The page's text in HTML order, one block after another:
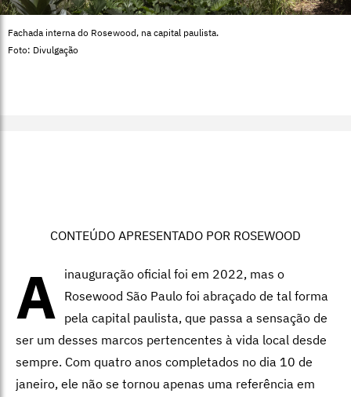
Fachada interna do Rosewood, na capital paulista.
Foto: Divulgação
CONTEÚDO APRESENTADO POR ROSEWOOD
A inauguração oficial foi em 2022, mas o
Rosewood São Paulo foi abraçado de tal forma
pela capital paulista, que passa a sensação de
ser um desses marcos pertencentes à vida local desde
sempre. Com quatro anos completados no dia 10 de
janeiro, ele não se tornou apenas uma referência em